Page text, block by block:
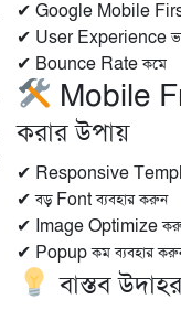
✔ Google Mobile First
✔ User Experience
✔ Bounce Rate কমে
Mobile
করার উপায়
✔ Responsive
✔ বড় Font ব্যবহার করুন
✔ Image Optimize
✔ Popup কম ব্যবহার
বাস্তব